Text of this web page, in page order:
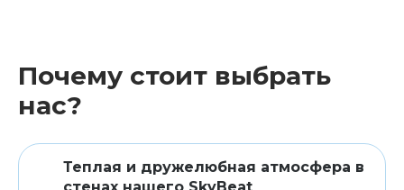
Почему стоит выбрать
нас?
Теплая и дружелюбная атмосфера в